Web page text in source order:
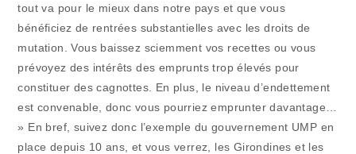
tout va pour le mieux dans notre pays et que vous
bénéficiez de rentrées substantielles avec les droits de
mutation. Vous baissez sciemment vos recettes ou vous
prévoyez des intérêts des emprunts trop élevés pour
constituer des cagnottes. En plus, le niveau d’endettement
est convenable, donc vous pourriez emprunter davantage…
» En bref, suivez donc l’exemple du gouvernement UMP en
place depuis 10 ans, et vous verrez, les Girondines et les